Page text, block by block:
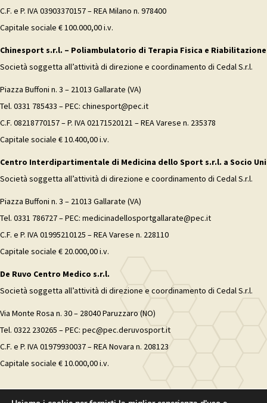
C.F. e P. IVA 03903370157 – REA Milano n. 978400
Capitale sociale € 100.000,00 i.v.
Chinesport s.r.l. – Poliambulatorio di Terapia Fisica e
Società soggetta all’attività di direzione e coordinamento di Cedal S.r.l.
Piazza Buffoni n. 3 – 21013 Gallarate (VA)
Tel. 0331 785433 – PEC: chinesport@pec.it
C.F. 08218770157 – P. IVA 02171520121 – REA Varese n. 235378
Capitale sociale € 10.400,00 i.v.
Centro Interdipartimentale di Medicina dello Sport s.r.l. a Socio
Società soggetta all’attività di direzione e coordinamento di Cedal S.r.l.
Piazza Buffoni n. 3 – 21013 Gallarate (VA)
Tel. 0331 786727 – PEC: medicinadellosportgallarate@pec.it
C.F. e P. IVA 01995210125 – REA Varese n. 228110
Capitale sociale € 20.000,00 i.v.
De Ruvo Centro Medico s.r.l.
Società soggetta all’attività di direzione e coordinamento di Cedal S.r.l.
Via Monte Rosa n. 30 – 28040 Paruzzaro (NO)
Tel. 0322 230265 – PEC: pec@pec.deruvosport.it
C.F. e P. IVA 01979930037 – REA Novara n. 208123
Capitale sociale € 10.000,00 i.v.